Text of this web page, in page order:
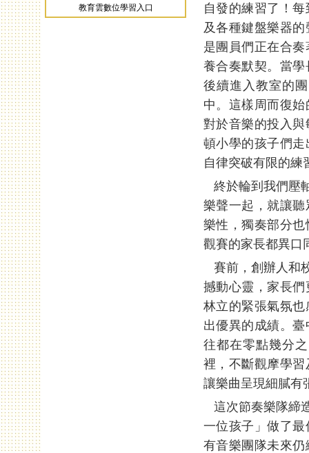
教育雲數位學習入口
自發的練習了！
及各種鍵盤樂器
是團員們正在合
養合奏默契。當
後續進入教室的
中。這樣周而復
對於音樂的投入
頓小學的孩子們
自律突破有限的練
終於輪到我們壓
樂聲一起，就讓
樂性，獨奏部分
觀賽的家長都異口
賽前，創辦人和
撼動心靈，家長
林立的緊張氣氛
出優異的成績。
往都在零點幾分
裡，不斷觀摩學
讓樂曲呈現細膩有
這次節奏樂隊締
一位孩子」做了
有音樂團隊未來